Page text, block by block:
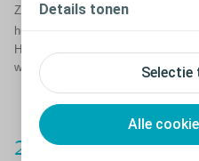
Selectie
Alle
Details tonen
Zorg ervoor dat uw huid schoon en
huidplaat aanbrengt. Dit kunt u met
Huidreinigingsdoekjes kunnen thuis
worden gebruikt om uw huid te
2. Knip zorgvuldig